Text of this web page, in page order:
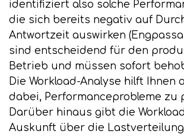
identifiziert also solche
die sich bereits negativ auf
Antwortzeit auswirken
sind entscheidend für den
Betrieb und müssen sofort
Die Workload-Analyse hilft Ihnen
dabei, Performanceprobleme zu
Darüber hinaus gibt die
Auskunft über die